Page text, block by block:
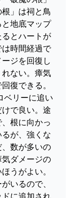
」は祠と鳥
地底マップ
とハートが
時間経過で
ジを回復し
ない。瘴気
復できる。
ベリーに追い
で良い。途
根に向かっ
が、強くな
数が多いの
ダメージの
うがよい。
いるので、